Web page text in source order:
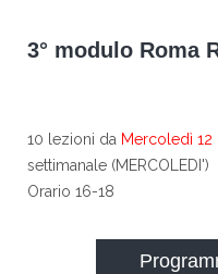
3° modulo Roma
10 lezioni da Mercoledì
settimanale (MERCOLEDI')
Orario 16-18